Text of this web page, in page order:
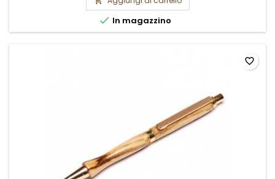
 In magazzino
favorite_border